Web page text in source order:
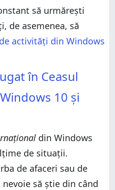
să urmărești
de asemenea, să
activități din Windows
în Ceasul
10 și
din Windows
de situații.
de afaceri sau de
să știe din când